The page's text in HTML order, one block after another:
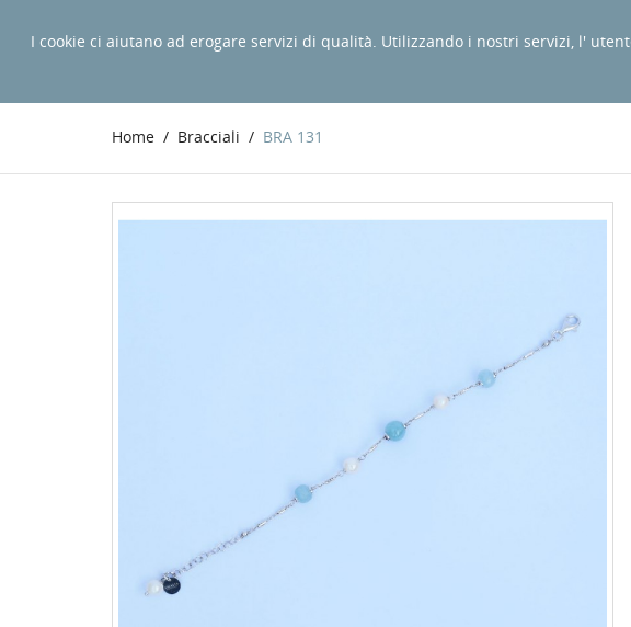
Home Bracciali BRA 131
I cookie ci aiutano ad erogare servizi di qualità. Utilizzando i nostri servizi, l'